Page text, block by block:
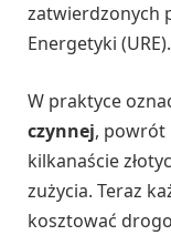
zatwierdzonych
Energetyki (URE).
W praktyce
czynnej, powrót
kilkanaście
zużycia. Teraz
kosztować